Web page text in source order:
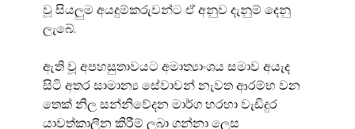
වූ සියලුම අයදුම්කරුවන්ට ඒ අනුව දැනුම් දෙනු
ලැබේ.
ඇති වූ අපහසුතාවයට අමාත්‍යාංශය සමාව අයැද
සිටි අතර සාමාන්‍ය සේවාවන් නැවත ආරම්භ වන
තෙක් නිල සන්නිවේදන මාර්ග හරහා වැඩිදුර
යාවත්කාලීන කිරීම් ලබා ගන්නා ලෙස